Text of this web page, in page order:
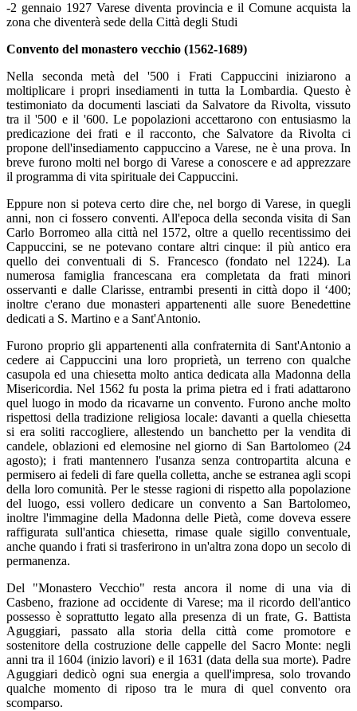
-2 gennaio 1927 Varese diventa provincia e il Comune acquista la
zona che diventerà sede della Città degli Studi
Convento del monastero vecchio (1562-1689)
Nella seconda metà del '500 i Frati Cappuccini iniziarono a
moltiplicare i propri insediamenti in tutta la Lombardia. Questo è
testimoniato da documenti lasciati da Salvatore da Rivolta, vissuto
tra il '500 e il '600. Le popolazioni accettarono con entusiasmo la
predicazione dei frati e il racconto, che Salvatore da Rivolta ci
propone dell'insediamento cappuccino a Varese, ne è una prova. In
breve furono molti nel borgo di Varese a conoscere e ad apprezzare
il programma di vita spirituale dei Cappuccini.
Eppure non si poteva certo dire che, nel borgo di Varese, in quegli
anni, non ci fossero conventi. All'epoca della seconda visita di San
Carlo Borromeo alla città nel 1572, oltre a quello recentissimo dei
Cappuccini, se ne potevano contare altri cinque: il più antico era
quello dei conventuali di S. Francesco (fondato nel 1224). La
numerosa famiglia francescana era completata da frati minori
osservanti e dalle Clarisse, entrambi presenti in città dopo il ‘400;
inoltre c'erano due monasteri appartenenti alle suore Benedettine
dedicati a S. Martino e a Sant'Antonio.
Furono proprio gli appartenenti alla confraternita di Sant'Antonio a
cedere ai Cappuccini una loro proprietà, un terreno con qualche
casupola ed una chiesetta molto antica dedicata alla Madonna della
Misericordia. Nel 1562 fu posta la prima pietra ed i frati adattarono
quel luogo in modo da ricavarne un convento. Furono anche molto
rispettosi della tradizione religiosa locale: davanti a quella chiesetta
si era soliti raccogliere, allestendo un banchetto per la vendita di
candele, oblazioni ed elemosine nel giorno di San Bartolomeo (24
agosto); i frati mantennero l'usanza senza contropartita alcuna e
permisero ai fedeli di fare quella colletta, anche se estranea agli scopi
della loro comunità. Per le stesse ragioni di rispetto alla popolazione
del luogo, essi vollero dedicare un convento a San Bartolomeo,
inoltre l'immagine della Madonna delle Pietà, come doveva essere
raffigurata sull'antica chiesetta, rimase quale sigillo conventuale,
anche quando i frati si trasferirono in un'altra zona dopo un secolo di
permanenza.
Del "Monastero Vecchio" resta ancora il nome di una via di
Casbeno, frazione ad occidente di Varese; ma il ricordo dell'antico
possesso è soprattutto legato alla presenza di un frate, G. Battista
Aguggiari, passato alla storia della città come promotore e
sostenitore della costruzione delle cappelle del Sacro Monte: negli
anni tra il 1604 (inizio lavori) e il 1631 (data della sua morte). Padre
Aguggiari dedicò ogni sua energia a quell'impresa, solo trovando
qualche momento di riposo tra le mura di quel convento ora
scomparso.